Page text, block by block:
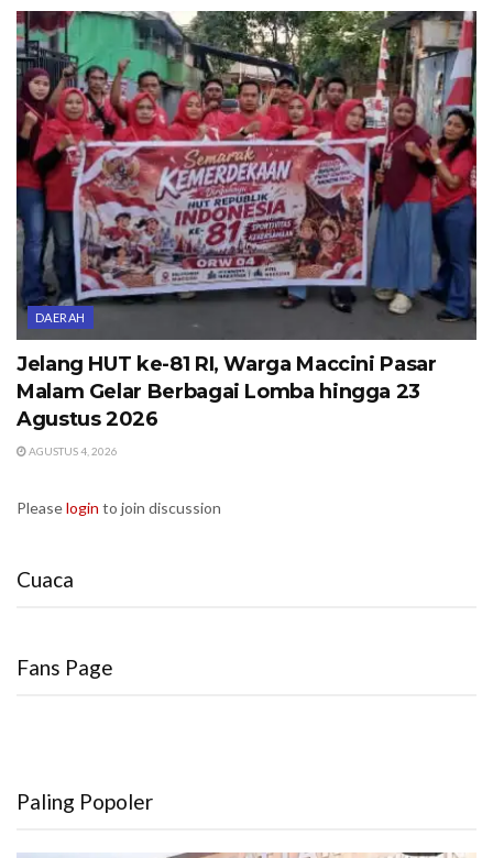
DAERAH
Jelang HUT ke-81 RI, Warga Maccini Pasar
Malam Gelar Berbagai Lomba hingga 23
Agustus 2026
AGUSTUS 4, 2026
Pleaselogin to join discussion
Cuaca
Fans Page
Paling Popoler